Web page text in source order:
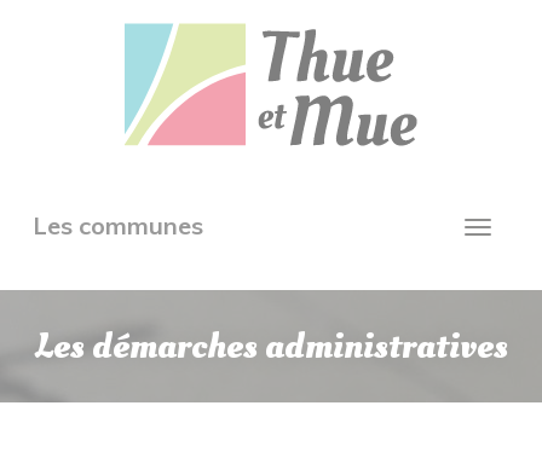
Toggle
Les communes
Les démarches administratives
Panneau de gestion des cookies